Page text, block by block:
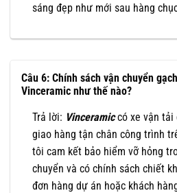
sáng đẹp như mới sau hàng
Câu 6: Chính sách vận chuyển
Vinceramic như thế nào?
Trả lời: Vinceramiccó xe vận tải
giao hàng tận chân công trình
tôi cam kết bảo hiểm vỡ hỏng
chuyển và có chính sách chiết
đơn hàng dự án hoặc khách